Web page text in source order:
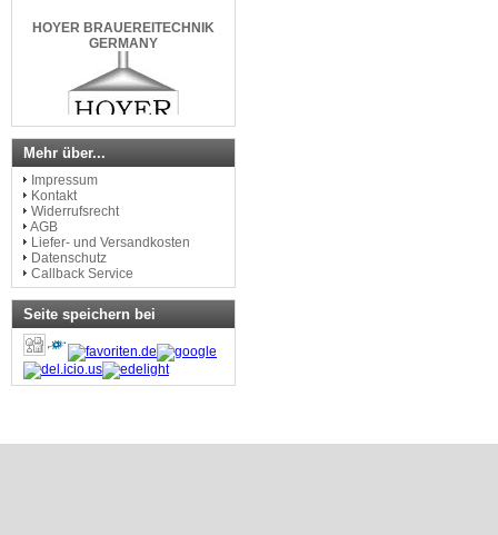
HOYER BRAUEREITECHNIK
GERMANY
www.mikrobrau.de
Mehr über...
Impressum
Kontakt
Widerrufsrecht
AGB
Liefer- und Versandkosten
Datenschutz
Callback Service
Seite speichern bei